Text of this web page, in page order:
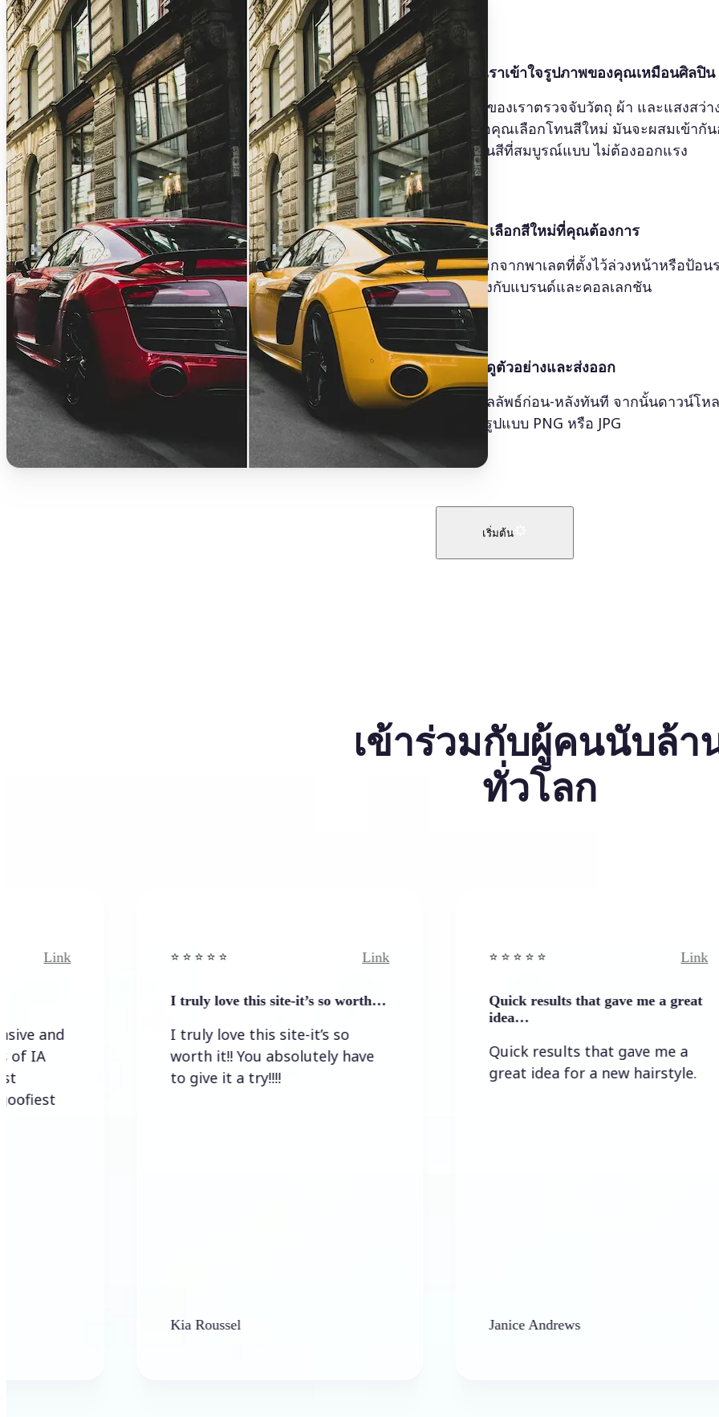
✨ เราเข้าใจรูปภาพของคุณเหมือนศิลปิน
AI ของเราตรวจจับวัตถุ ผ้า และแสงส
เมื่อคุณเลือกโทนสีใหม่ มันจะผสมเข้ากั
โทนสีที่สมบูรณ์แบบ ไม่ต้องออกแรง
💁‍♀️ เลือกสีใหม่ที่คุณต้องการ
เลือกจากพาเลตที่ตั้งไว้ล่วงหน้าหรือป้อน
ตรงกับแบรนด์และคอลเลกชัน
ดูตัวอย่างและส่งออก
ดูผลลัพธ์ก่อน-หลังทันที จากนั้นดาวน์โห
ในรูปแบบ PNG หรือ JPG
เริ่มต้น
เข้าร่วมกับผู้คนนับล้า
ทั่วโลก
⭐️ ⭐️ ⭐️ ⭐ ⭐️
I truly love this site-it’s so worth…
I truly love this site-it’s so
worth it!! You absolutely have
to give it a try!!!!
Kia Roussel
⭐️ ⭐️ ⭐️ ⭐ ⭐️
Quick results that gave me a great
Quick results that gave me a
great idea for a new hairstyle.
Janice Andrews